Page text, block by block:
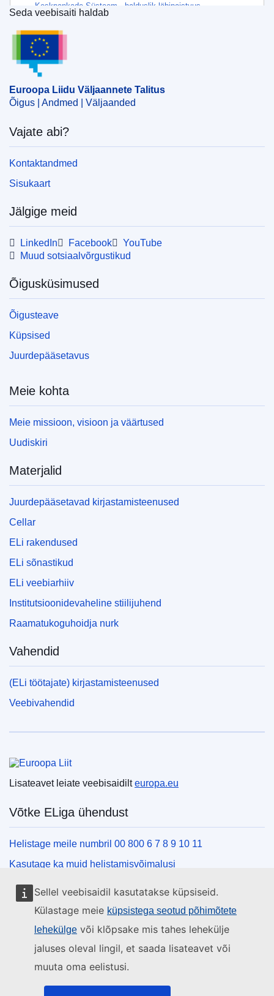
Sellel veebisaidil kasutatakse küpsiseid.
Külastage meie küpsistega seotud põhimõtete
lehekülge või klõpsake mis tahes lehekülje
jaluses oleval lingil, et saada lisateavet või
muuta oma eelistusi.
Keskpankade Süsteem
halduslik läbipaistvus
ühtlustamisseadus
Released on EU publications website:
Euroopa Liidu Väljaannete Talitus
Seda veebisaiti haldab
Euroopa Liidu Väljaannete Talitus
Õigus | Andmed | Väljaanded
Vajate abi?
Kontaktandmed
Sisukaart
Jälgige meid
LinkedIn Facebook
YouTube
Muud sotsiaalvõrgustikud
Õigusküsimused
Õigusteave
Küpsised
Juurdepääsetavus
Meie kohta
Meie missioon, visioon ja väärtused
Uudiskiri
Materjalid
Juurdepääsetavad kirjastamisteenused
Cellar
ELi rakendused
ELi sõnastikud
ELi veebiarhiiv
Institutsioonidevaheline stiilijuhend
Raamatukoguhoidja nurk
Vahendid
(ELi töötajate) kirjastamisteenused
Veebivahendid
Lisateavet leiate veebisaidilteuropa.eu
Võtke ELiga ühendust
Helistage meile numbril 00 800 6 7 8 9 10 11
Kasutage ka muid helistamisvõimalusi
Kirjutage meile kontaktvormi vahendusel
Külastage meid ELi teabekeskuses
Otsige ELi sotsiaalmeedia kanaleid